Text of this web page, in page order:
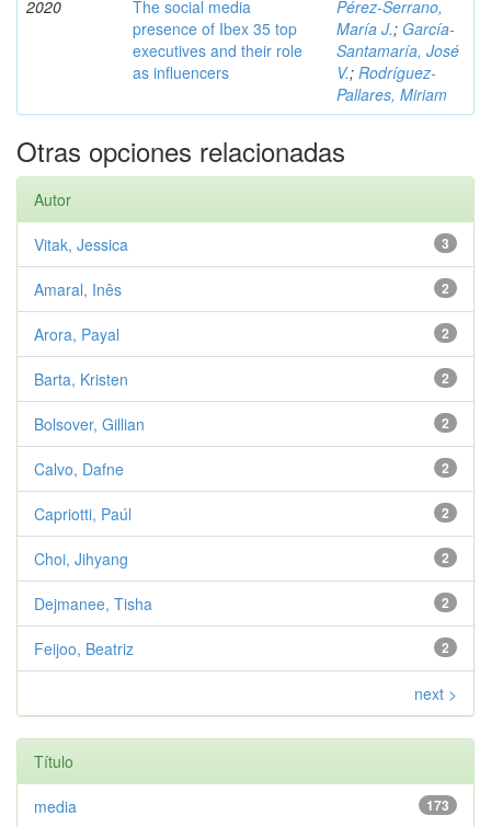
2020
The social media
presence of Ibex 35 top
executives and their role
as influencers
Pérez-Serrano,
María J.; García-
Santamaría, José
V.; Rodríguez-
Pallares, Miriam
Otras opciones relacionadas
Autor
3
Vitak, Jessica
2
Amaral, Inês
2
Arora, Payal
2
Barta, Kristen
2
Bolsover, Gillian
2
Calvo, Dafne
2
Capriotti, Paúl
2
Choi, Jihyang
2
Dejmanee, Tisha
2
Feijoo, Beatriz
next >
Título
173
media